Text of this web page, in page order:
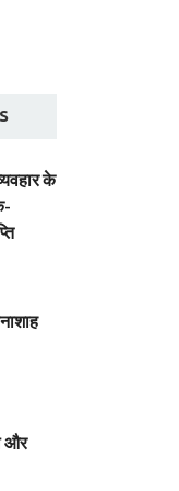
के
और